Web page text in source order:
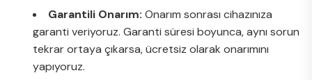
Garantili Onarım: Onarım sonrası cihazınıza
garanti veriyoruz. Garanti süresi boyunca, aynı sorun
tekrar ortaya çıkarsa, ücretsiz olarak onarımını
yapıyoruz.